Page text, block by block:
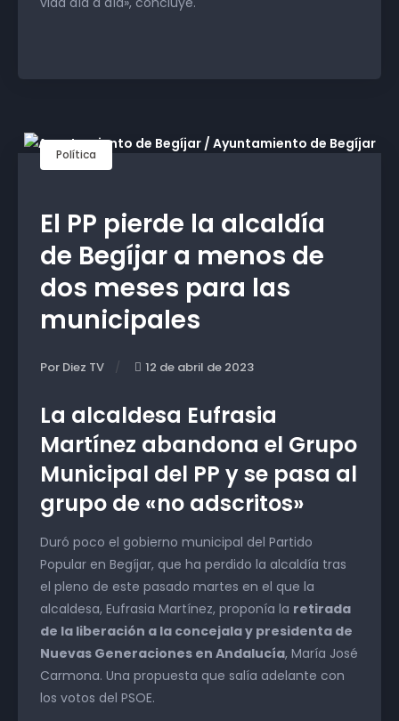
Política
El PP pierde la alcaldía
de Begíjar a menos de
dos meses para las
municipales
Por Diez TV 12 de abril de 2023
La alcaldesa Eufrasia
Martínez abandona el Grupo
Municipal del PP y se pasa al
grupo de «no adscritos»
Duró poco el gobierno municipal del Partido
Popular en Begíjar, que ha perdido la alcaldía tras
el pleno de este pasado martes en el que la
alcaldesa, Eufrasia Martínez, proponía la retirada
de la liberación a la concejala y presidenta de
Nuevas Generaciones en Andalucía, María José
Carmona. Una propuesta que salía adelante con
los votos del PSOE.